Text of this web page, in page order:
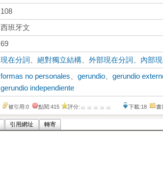
108
西班牙文
69
現在分詞 、絕對獨立結構 、外部現在分詞 內部
formas no personales 、gerundio 、gerundio
gerundio independiente
被引用:0 點閱:415 評分: 下載:18 書
引用網址 轉寄